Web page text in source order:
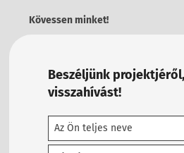
Kövessen minket!
Beszéljünk
visszahívást!